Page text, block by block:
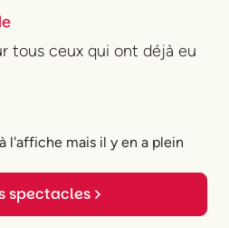
tous ceux qui ont déjà eu
l'affiche mais il y en a plein
spectacles